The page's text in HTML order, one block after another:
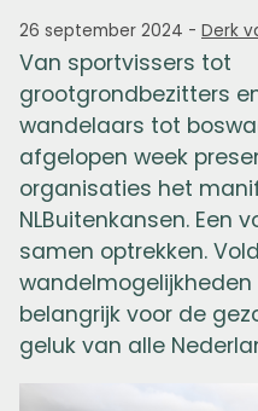
26 september 2024 - Derk
Van sportvissers tot
grootgrondbezitters
wandelaars tot
afgelopen week
organisaties het
NLBuitenkansen. Een
samen optrekken.
wandelmogelijkheden
belangrijk voor de
geluk van alle